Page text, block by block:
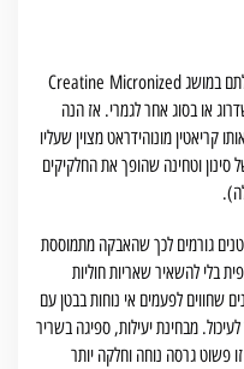
אם כבר התחלתם לבדוק סוגים שונים, בטח נתקלתם במושג Creatine Micronized
או בסוג אחר לגמרי. אז הנה
קריאטין מונוהידראט מצוין שעליו
וטחינה שהופך את החלקיקים
גורמים לכך שהאבקה מתמוססת
בלי להשאיר שאריות חוליות
שחווים לפעמים אי נוחות בבטן עם
לעיכול. מבחינת יעילות, ספיגה בשריר
פשוט גרסה נוחה וחלקה יותר